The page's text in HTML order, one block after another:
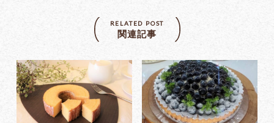
RELATED POST
関連記事